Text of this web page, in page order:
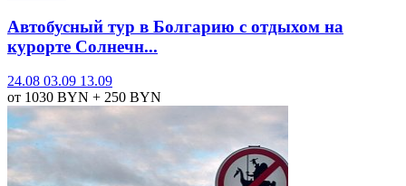
Автобусный тур в Болгарию с отдыхом на
курорте Солнечн...
24.08 03.09 13.09
от 1030 BYN + 250 BYN